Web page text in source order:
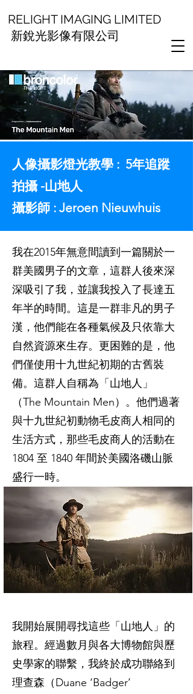
RELIGHT IMAGING LIMITED
新銳光影像有限公司
人像攝影燈光教學 : 5年追蹤
拍攝 -山地人
攝影師 : Jeroen Nieuwhuis
我在2015年無意間讀到一篇關於一
群美國男子的文章，這群人後來深
深吸引了我，並讓我投入了長達五
年半的時間。這是一群非凡的男子
漢，他們能在各種氣候及只依靠大
自然資源來生存。更困難的是，他
們僅使用十九世紀初期的古舊裝
備。這群人自稱為「山地人」
（The Mountain Men）。他們過著
與十九世紀初動物毛皮商人相同的
生活方式，那些毛皮商人的活動在
1804 至 1840 年間於美國洛磯山脈
盛行一時。
我開始展開尋找這些「山地人」的
旅程。經過數月與各大博物館與歷
史學家的聯繫，我終於成功聯絡到
理查森（Duane ‘Badger’